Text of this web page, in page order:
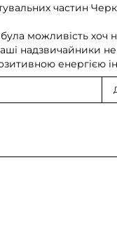
частин
можливість
надзвичайники
енергією